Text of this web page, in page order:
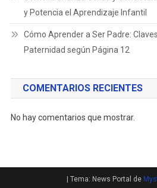
y Potencia el Aprendizaje Infantil
Cómo Aprender a Ser Padre:
Paternidad según Página 12
COMENTARIOS RECIENTES
No hay comentarios que mostrar.
| Tema: News Portal de